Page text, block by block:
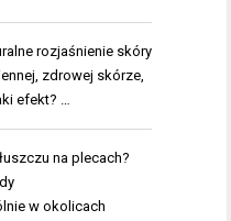
rozjaśnienie skóry
zdrowej skórze,
efekt? …
na plecach?
w okolicach